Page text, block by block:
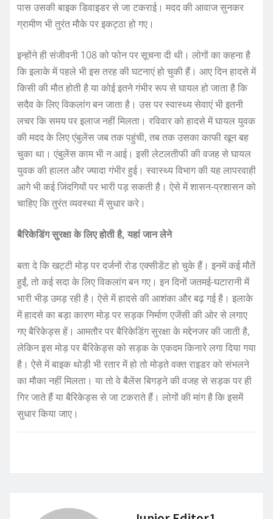
पास उसकी बाइक डिवाइडर से जा टकराई। मदद की आवाज सुनकर
ग्रामीण भी तुरंत मौके पर इकट्ठा हो गए।
इन्होंने ही संजीवनी 108 को फोन पर सूचना दी थी। लोगों का कहना है
कि इलाके में पहले भी इस तरह की घटनाएं हो चुकी हैं। आए दिन हादसे में
किसी की मौत होती है या कोई इतने गंभीर रूप से घायल हो जाता है कि
सदैव के लिए विकलांग बन जाता है। उस पर स्वास्थ्य सेवाएं भी इतनी
लचर कि समय पर इलाज नहीं मिलता। रविवार को हादसे में घायल युवक
की मदद के लिए एंबुलेंस जब तक पहुंची, तब तक उसका काफी खून बह
चुका था। एंबुलेंस काम भी न आई। इसी लेटलतीफी की वजह से घायल
युवक की हालत और ज्यादा गंभीर हुई। स्वास्थ्य विभाग की यह लापरवाही
आगे भी कई जिंदगियों पर भारी पड़ सकती है। ऐसे में शासन-प्रशासन को
चाहिए कि तुरंत व्यवस्था में सुधार करे।
बैरिकेडिंग सुरक्षा के लिए होती है, यहां जान लेने
बता दे कि खट्टी मोड़ पर दर्जनों रोड एक्सीडेंट हो चुके हैं। इनमें कई मौतें
हुईं, तो कई सदा के लिए विकलांग बन गए। इन दिनों जतमई-घटारानी में
भारी भीड़ उमड़ रही है। ऐसे में हादसे की आशंका और बढ़ गई है। इलाके
में हादसे का बड़ा कारण मोड़ पर सड़क निर्माण एजेंसी की ओर से लगाए
गए बैरिकेड्स हें। आमतौर पर बैरिकेडिंग सुरक्षा के मद्देनजर की जाती है,
लेकिन इस मोड़ पर बैरिकेड्स को सड़क के एकदम किनारे लगा दिया गया
है। ऐसे में बाइक थोड़ी भी रतार में हो तो मोड़ते वक्त राइडर को संभलने
का मौका नहीं मिलता। या तो वे बैलेंस बिगड़ने की वजह से सड़क पर ही
गिर जाते हैं या बैरिकेड्स से जा टकराते हैं। लोगों की मांग है कि इसमें
सुधार किया जाए।